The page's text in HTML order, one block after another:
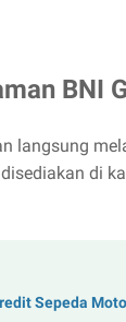
BNI
langsung
di
Sepeda